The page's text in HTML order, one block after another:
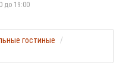
до 19:00
гостиные